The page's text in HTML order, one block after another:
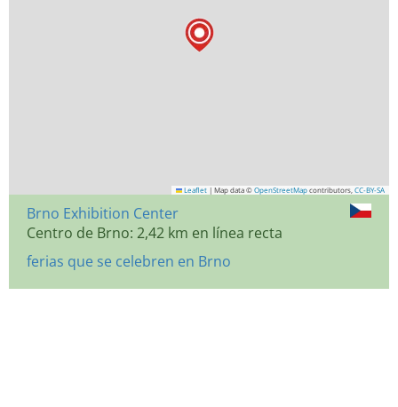
Leaflet | Map data © OpenStreetMap contributors, CC-BY-SA
Brno Exhibition Center
Centro de Brno: 2,42 km en línea recta
ferias que se celebren en Brno